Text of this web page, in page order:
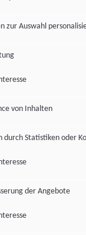
zur Auswahl
von Inhalten
durch Statistiken oder
der Angebote